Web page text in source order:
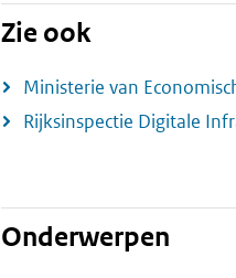
Zie ook
Ministerie van
Rijksinspectie Digitale
Onderwerpen